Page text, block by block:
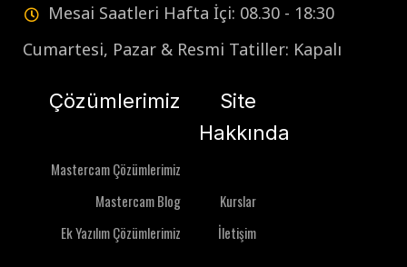
Mesai Saatleri Hafta İçi: 08.30 - 18:30
Cumartesi, Pazar & Resmi Tatiller: Kapalı
Çözümlerimiz
Mastercam Çözümlerimiz
Mastercam Blog
Ek Yazılım Çözümlerimiz
Site
Hakkında
Kurslar
İletişim